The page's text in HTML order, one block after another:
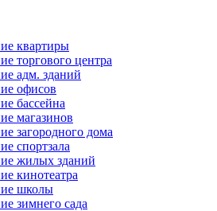
квартиры
торгового центра
адм. зданий
офисов
бассейна
магазинов
загородного дома
спортзала
жилых зданий
кинотеатра
школы
зимнего сада